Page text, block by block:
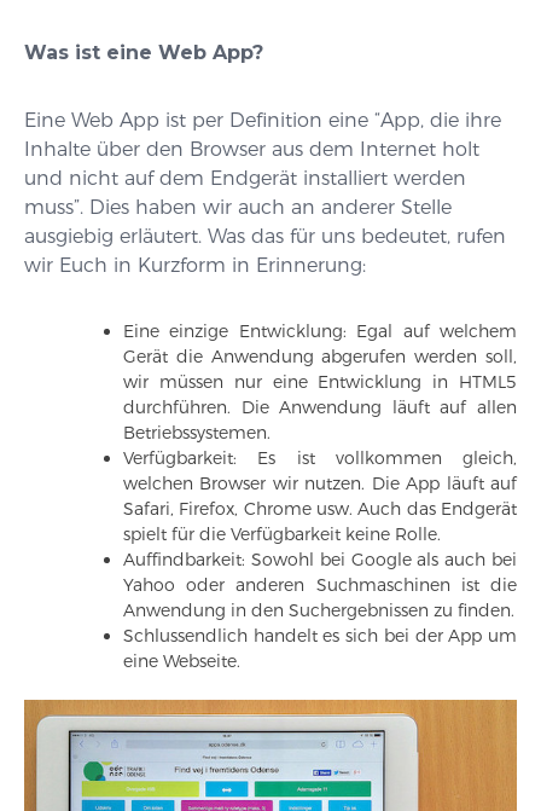
Was ist eine Web App?
Eine Web App ist per Definition eine “App, die ihre
Inhalte über den Browser aus dem Internet holt
und nicht auf dem Endgerät installiert werden
muss”. Dies haben wir auch an anderer Stelle
ausgiebig erläutert. Was das für uns bedeutet, rufen
wir Euch in Kurzform in Erinnerung:
Eine einzige Entwicklung: Egal auf welchem
Gerät die Anwendung abgerufen werden soll,
wir müssen nur eine Entwicklung in HTML5
durchführen. Die Anwendung läuft auf allen
Betriebssystemen.
Verfügbarkeit: Es ist vollkommen gleich,
welchen Browser wir nutzen. Die App läuft auf
Safari, Firefox, Chrome usw. Auch das Endgerät
spielt für die Verfügbarkeit keine Rolle.
Auffindbarkeit: Sowohl bei Google als auch bei
Yahoo oder anderen Suchmaschinen ist die
Anwendung in den Suchergebnissen zu finden.
Schlussendlich handelt es sich bei der App um
eine Webseite.